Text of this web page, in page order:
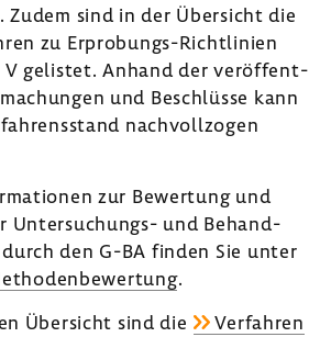
sind in der Über­sicht die
zu Erprobungs-​Richtlinien
V gelistet. Anhand der veröf­fent­
und Beschlüsse kann
nach­voll­zogen
zur Bewer­tung und
Untersuchungs-​ und Behand­
den G-BA finden Sie unter
.
Über­sicht sind die
Verfahren